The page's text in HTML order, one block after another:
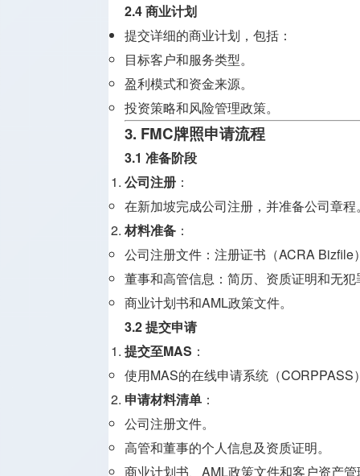
2.4 商业计划
提交详细的商业计划，包括：
目标客户和服务类型。
盈利模式和资金来源。
投资策略和风险管理政策。
3. FMC牌照申请流程
3.1 准备阶段
公司注册 ：
在新加坡完成公司注册，并准备公司章程
材料准备 ：
公司注册文件：注册证书（ACRA Bizfile
董事和高管信息：简历、资质证明和无
商业计划书和AML政策文件。
3.2 提交申请
提交至MAS ：
使用MAS的在线申请系统（CORPPASS
申请材料清单 ：
公司注册文件。
高管和董事的个人信息及资质证明。
商业计划书、AML政策文件和客户资产